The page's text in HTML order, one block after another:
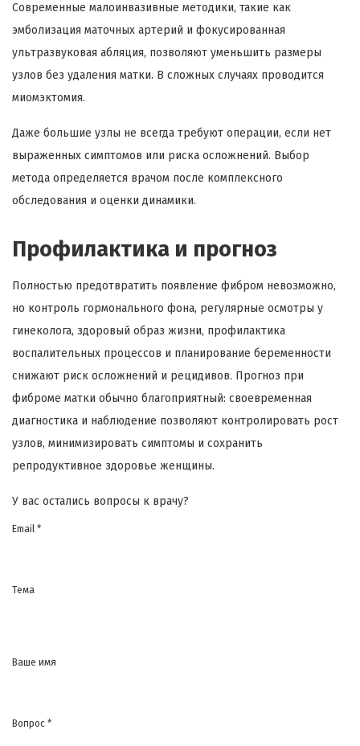
Современные малоинвазивные методики, такие как
эмболизация маточных артерий и фокусированная
ультразвуковая абляция, позволяют уменьшить размеры
узлов без удаления матки. В сложных случаях проводится
миомэктомия.
Даже большие узлы не всегда требуют операции, если нет
выраженных симптомов или риска осложнений. Выбор
метода определяется врачом после комплексного
обследования и оценки динамики.
Профилактика и прогноз
Полностью предотвратить появление фибром невозможно,
но контроль гормонального фона, регулярные осмотры у
гинеколога, здоровый образ жизни, профилактика
воспалительных процессов и планирование беременности
снижают риск осложнений и рецидивов. Прогноз при
фиброме матки обычно благоприятный: своевременная
диагностика и наблюдение позволяют контролировать рост
узлов, минимизировать симптомы и сохранить
репродуктивное здоровье женщины.
У вас остались вопросы к врачу?
Email *
Тема
Ваше имя
Вопрос *